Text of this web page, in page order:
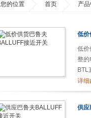
您的位置 首页 产
低价
低价
整的
BTL
详细
供应